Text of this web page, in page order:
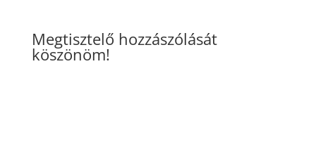
Megtisztelő hozzászólását
köszönöm!